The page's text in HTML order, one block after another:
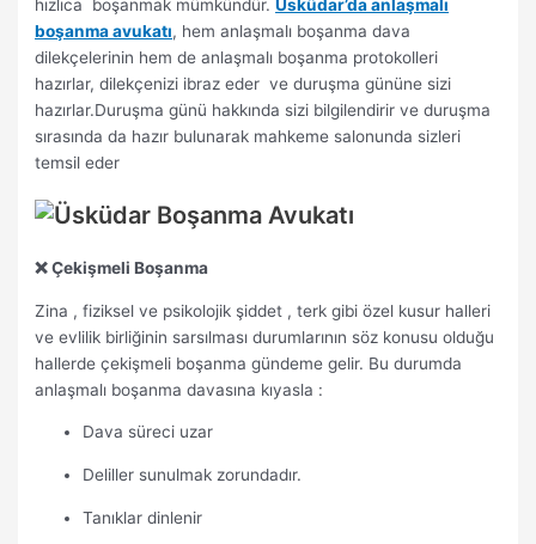
hızlıca boşanmak mümkündür.Üsküdar’da anlaşmalı
boşanma avukatı, hem anlaşmalı boşanma dava
dilekçelerinin hem de anlaşmalı boşanma protokolleri
hazırlar, dilekçenizi ibraz eder ve duruşma gününe sizi
hazırlar.Duruşma günü hakkında sizi bilgilendirir ve duruşma
sırasında da hazır bulunarak mahkeme salonunda sizleri
temsil eder
❌ Çekişmeli Boşanma
Zina , fiziksel ve psikolojik şiddet , terk gibi özel kusur halleri
ve evlilik birliğinin sarsılması durumlarının söz konusu olduğu
hallerde çekişmeli boşanma gündeme gelir. Bu durumda
anlaşmalı boşanma davasına kıyasla :
Dava süreci uzar
Deliller sunulmak zorundadır.
Tanıklar dinlenir